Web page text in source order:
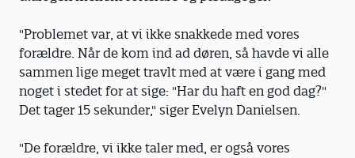
"Problemet var, at vi ikke snakkede med vores
forældre. Når de kom ind ad døren, så havde vi alle
sammen lige meget travlt med at være i gang med
noget i stedet for at sige: "Har du haft en god dag?"
Det tager 15 sekunder," siger Evelyn Danielsen.
"De forældre, vi ikke taler med, er også vores